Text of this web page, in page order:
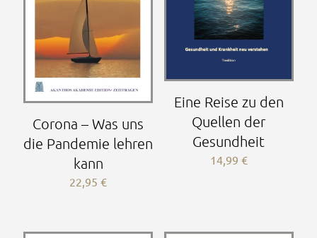
Corona – Was uns
die Pandemie lehren
kann
22,95€
Eine Reise zu den
Quellen der
Gesundheit
14,99 €